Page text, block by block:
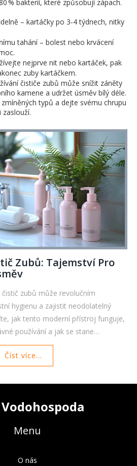
% bakterií, které způsobují zápach.
– kartáčky po 3‑4 týdnech, nitky
tahání – bolest nebo krvácení
nejprve nit nebo kartáček, pak
zuby kartáčkem.
čističe zubů může snížit záněty
kamene a udržet úsměv bílý déle.
typů a dejte svému chrupu
Zubů: Tajemství Pro
zubů může revolučním
hygienu a zajistit neodolatelný
jak tento moderní přístroj funguje,
používání a jak se stane
vaší každodenní rutiny. Péče o zuby
Číst více...
Menu
O nás